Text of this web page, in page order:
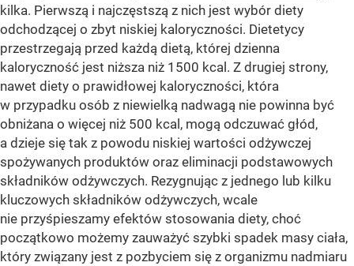
kilka. Pierwszą i najczęstszą z nich jest wybór diety
odchodzącej o zbyt niskiej kaloryczności. Dietetycy
przestrzegają przed każdą dietą, której dzienna
kaloryczność jest niższa niż 1500 kcal. Z drugiej strony,
nawet diety o prawidłowej kaloryczności, która
w przypadku osób z niewielką nadwagą nie powinna być
obniżana o więcej niż 500 kcal, mogą odczuwać głód,
a dzieje się tak z powodu niskiej wartości odżywczej
spożywanych produktów oraz eliminacji podstawowych
składników odżywczych. Rezygnując z jednego lub kilku
kluczowych składników odżywczych, wcale
nie przyśpieszamy efektów stosowania diety, choć
początkowo możemy zauważyć szybki spadek masy ciała,
który związany jest z pozbyciem się z organizmu nadmiaru